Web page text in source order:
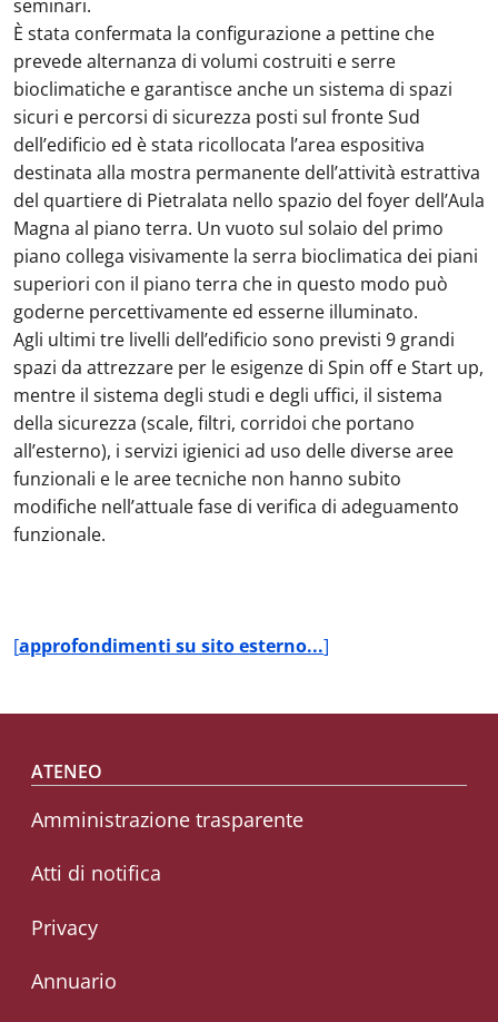
seminari.
È stata confermata la configurazione a pettine che
prevede alternanza di volumi costruiti e serre
bioclimatiche e garantisce anche un sistema di spazi
sicuri e percorsi di sicurezza posti sul fronte Sud
dell’edificio ed è stata ricollocata l’area espositiva
destinata alla mostra permanente dell’attività estrattiva
del quartiere di Pietralata nello spazio del foyer dell’Aula
Magna al piano terra. Un vuoto sul solaio del primo
piano collega visivamente la serra bioclimatica dei piani
superiori con il piano terra che in questo modo può
goderne percettivamente ed esserne illuminato.
Agli ultimi tre livelli dell’edificio sono previsti 9 grandi
spazi da attrezzare per le esigenze di Spin off e Start up,
mentre il sistema degli studi e degli uffici, il sistema
della sicurezza (scale, filtri, corridoi che portano
all’esterno), i servizi igienici ad uso delle diverse aree
funzionali e le aree tecniche non hanno subito
modifiche nell’attuale fase di verifica di adeguamento
funzionale.
[approfondimenti su sito esterno...]
Footer menu
ATENEO
Amministrazione trasparente
Atti di notifica
Privacy
Annuario